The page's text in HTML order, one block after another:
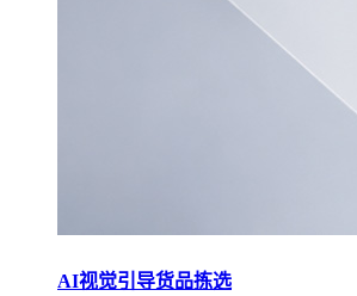
AI视觉引导货品拣选